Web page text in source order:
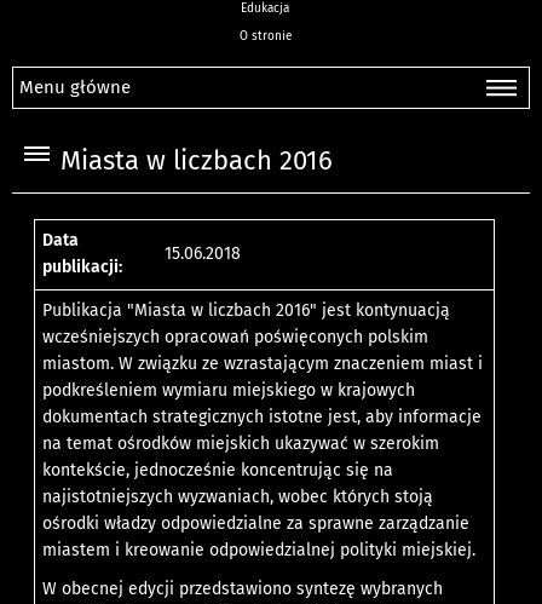
Edukacja
O stronie
Menu główne
Miasta w liczbach 2016
Data
publikacji:
15.06.2018
Publikacja "Miasta w liczbach 2016" jest kontynuacją
wcześniejszych opracowań poświęconych polskim
miastom. W związku ze wzrastającym znaczeniem miast i
podkreśleniem wymiaru miejskiego w krajowych
dokumentach strategicznych istotne jest, aby informacje
na temat ośrodków miejskich ukazywać w szerokim
kontekście, jednocześnie koncentrując się na
najistotniejszych wyzwaniach, wobec których stoją
ośrodki władzy odpowiedzialne za sprawne zarządzanie
miastem i kreowanie odpowiedzialnej polityki miejskiej.
W obecnej edycji przedstawiono syntezę wybranych